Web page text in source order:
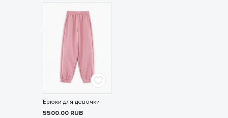
Брюки для девочки
5500.00 RUB